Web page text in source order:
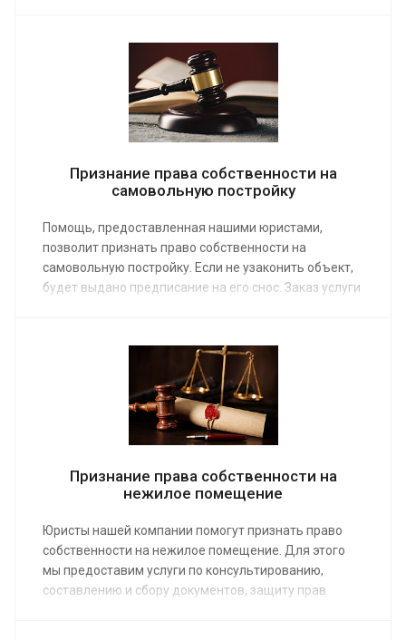
владелец объекта получит возможность решить
свою проблему наиболее быстрым способом.
Признание права собственности на
самовольную постройку
Помощь, предоставленная нашими юристами,
позволит признать право собственности на
самовольную постройку. Если не узаконить объект,
будет выдано предписание на его снос. Заказ услуги
и обезопасит от сноса и наложения крупного
штрафа. Средняя стоимость услуги от 10 000 руб.
Признание права собственности на
нежилое помещение
Юристы нашей компании помогут признать право
собственности на нежилое помещение. Для этого
мы предоставим услуги по консультированию,
составлению и сбору документов, защиту прав